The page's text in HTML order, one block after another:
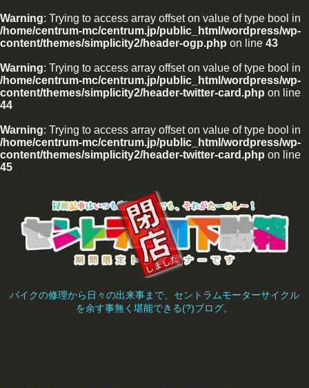
Warning: Trying to access array offset on value of type bool in
/home/centrum-mc/centrum.jp/public_html/wordpress/wp-
content/themes/simplicity2/header-ogp.php on line 43
Warning: Trying to access array offset on value of type bool in
/home/centrum-mc/centrum.jp/public_html/wordpress/wp-
content/themes/simplicity2/header-twitter-card.php on line
44
Warning: Trying to access array offset on value of type bool in
/home/centrum-mc/centrum.jp/public_html/wordpress/wp-
content/themes/simplicity2/header-twitter-card.php on line
45
バイクの修理から日々の出来事まで、セントラムモーターサイクル
を余す事無く堪能できる(?)ブログ。